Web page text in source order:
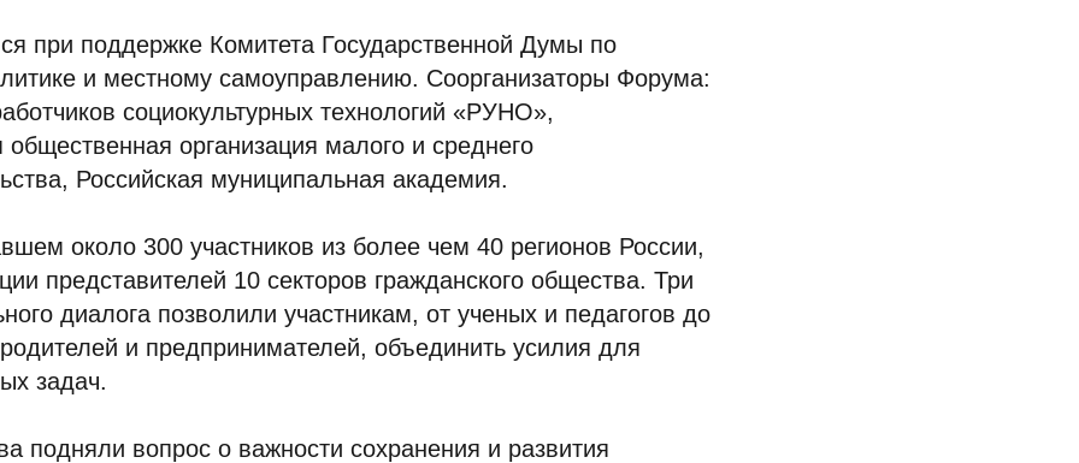
при поддержке Комитета Государственной Думы по
и местному самоуправлению. Соорганизаторы Форума:
социокультурных технологий «РУНО»,
организация малого и среднего
Российская муниципальная академия.
около 300 участников из более чем 40 регионов России,
представителей 10 секторов гражданского общества. Три
диалога позволили участникам, от ученых и педагогов до
и предпринимателей, объединить усилия для
задач.
подняли вопрос о важности сохранения и развития